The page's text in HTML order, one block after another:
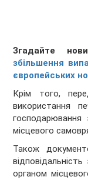
Згадайте
збільшення
європейських
Крім того,
використання
місцевого
Також
органом